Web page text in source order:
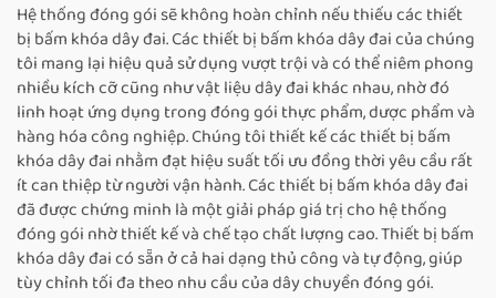
Hệ thống đóng gói sẽ không hoàn chỉnh nếu thiếu các thiết
bị bấm khóa dây đai. Các thiết bị bấm khóa dây đai của chúng
tôi mang lại hiệu quả sử dụng vượt trội và có thể niêm phong
nhiều kích cỡ cũng như vật liệu dây đai khác nhau, nhờ đó
linh hoạt ứng dụng trong đóng gói thực phẩm, dược phẩm và
hàng hóa công nghiệp. Chúng tôi thiết kế các thiết bị bấm
khóa dây đai nhằm đạt hiệu suất tối ưu đồng thời yêu cầu rất
ít can thiệp từ người vận hành. Các thiết bị bấm khóa dây đai
đã được chứng minh là một giải pháp giá trị cho hệ thống
đóng gói nhờ thiết kế và chế tạo chất lượng cao. Thiết bị bấm
khóa dây đai có sẵn ở cả hai dạng thủ công và tự động, giúp
tùy chỉnh tối đa theo nhu cầu của dây chuyền đóng gói.